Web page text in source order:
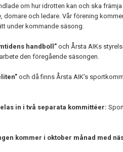
om hur idrotten kan och ska
domare och ledare. Vår förening
under kommande säsong.
handboll” och Årsta AIKs
den föregående säsongen.
och då finns Årsta AIK’s
in i två separata kommittéer:
kommer i oktober månad med